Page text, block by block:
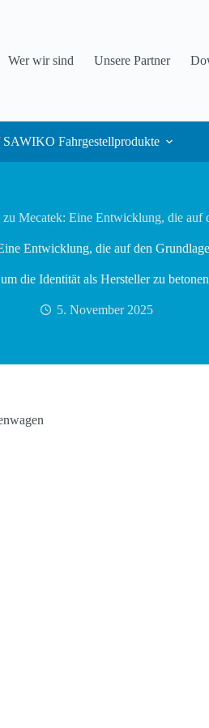
Wer wir sind Unsere Partner
Fahrgestellprodukte
Mecatek: Eine Entwicklung, die auf
Entwicklung, die auf den
die Identität als Hersteller zu
5. November 2025